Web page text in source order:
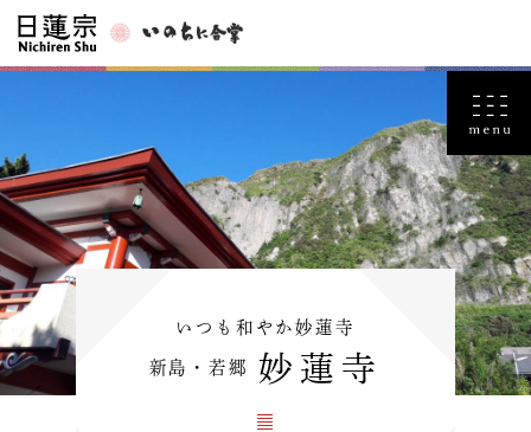
いつも和やか妙蓮寺
新島・若郷 妙蓮寺